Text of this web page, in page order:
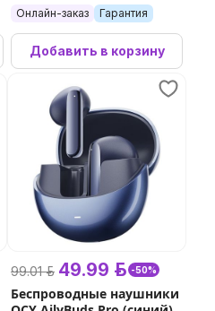
Онлайн-заказ Гарантия
Добавить в корзину
99.01 р. 49.99 р. -50%
Беспроводные наушники